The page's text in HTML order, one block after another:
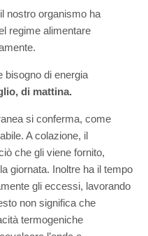
nostro organismo ha
regime alimentare
bisogno di energia
di mattina.
si conferma, come
A colazione, il
che gli viene fornito,
giornata. Inoltre ha il tempo
gli eccessi, lavorando
non significa che
termogeniche